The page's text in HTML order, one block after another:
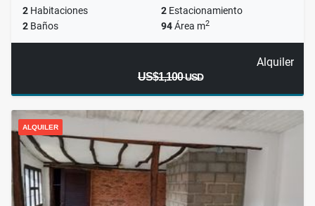
2 Habitaciones 2 Estacionamiento
2 Baños 94Área m2
Alquiler
US$1,100USD
ALQUILER